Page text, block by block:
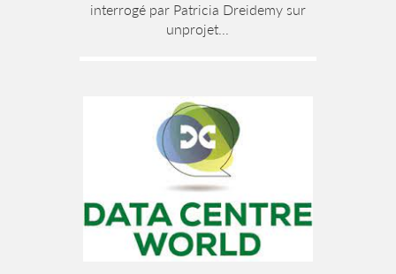
interrogé par Patricia Dreidemy sur
unprojet...